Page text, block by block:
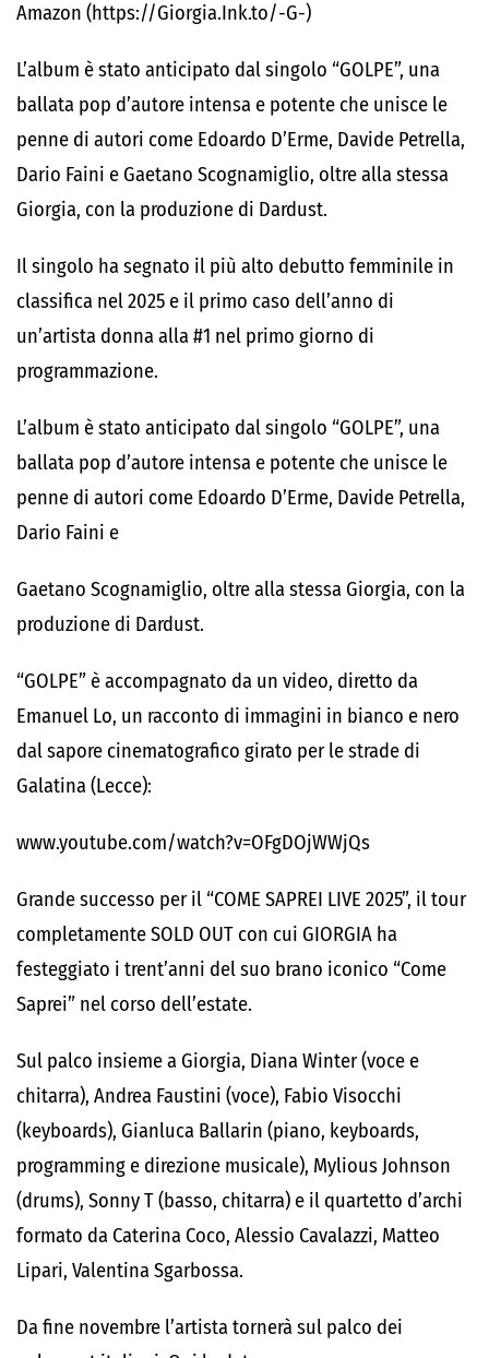
Amazon (https://Giorgia.Ink.to/-G-)
L’album è stato anticipato dal singolo “GOLPE”, una
ballata pop d’autore intensa e potente che unisce le
penne di autori come Edoardo D’Erme, Davide Petrella,
Dario Faini e Gaetano Scognamiglio, oltre alla stessa
Giorgia, con la produzione di Dardust.
Il singolo ha segnato il più alto debutto femminile in
classifica nel 2025 e il primo caso dell’anno di
un’artista donna alla #1 nel primo giorno di
programmazione.
L’album è stato anticipato dal singolo “GOLPE”, una
ballata pop d’autore intensa e potente che unisce le
penne di autori come Edoardo D’Erme, Davide Petrella,
Dario Faini e
Gaetano Scognamiglio, oltre alla stessa Giorgia, con la
produzione di Dardust.
“GOLPE” è accompagnato da un video, diretto da
Emanuel Lo, un racconto di immagini in bianco e nero
dal sapore cinematografico girato per le strade di
Galatina (Lecce):
www.youtube.com/watch?v=OFgDOjWWjQs
Grande successo per il “COME SAPREI LIVE 2025”, il tour
completamente SOLD OUT con cui GIORGIA ha
festeggiato i trent’anni del suo brano iconico “Come
Saprei” nel corso dell’estate.
Sul palco insieme a Giorgia, Diana Winter (voce e
chitarra), Andrea Faustini (voce), Fabio Visocchi
(keyboards), Gianluca Ballarin (piano, keyboards,
programming e direzione musicale), Mylious Johnson
(drums), Sonny T (basso, chitarra) e il quartetto d’archi
formato da Caterina Coco, Alessio Cavalazzi, Matteo
Lipari, Valentina Sgarbossa.
Da fine novembre l’artista tornerà sul palco dei